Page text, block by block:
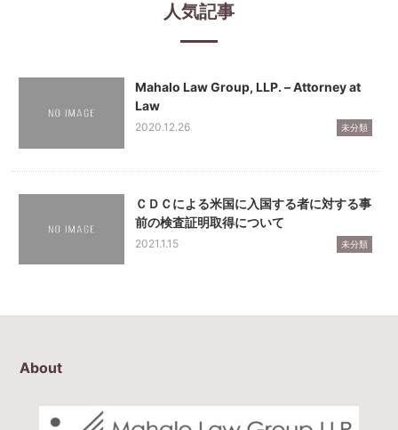
人気記事
Mahalo Law Group, LLP. – Attorney at
Law
2020.12.26 未分類
ＣＤＣによる米国に入国する者に対する事
前の検査証明取得について
2021.1.15 未分類
About